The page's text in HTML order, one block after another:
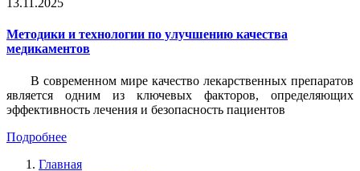
13.11.2025
Методики и технологии по улучшению качества
медикаментов
В современном мире качество лекарственных препаратов
является одним из ключевых факторов, определяющих
эффективность лечения и безопасность пациентов
Подробнее
Главная